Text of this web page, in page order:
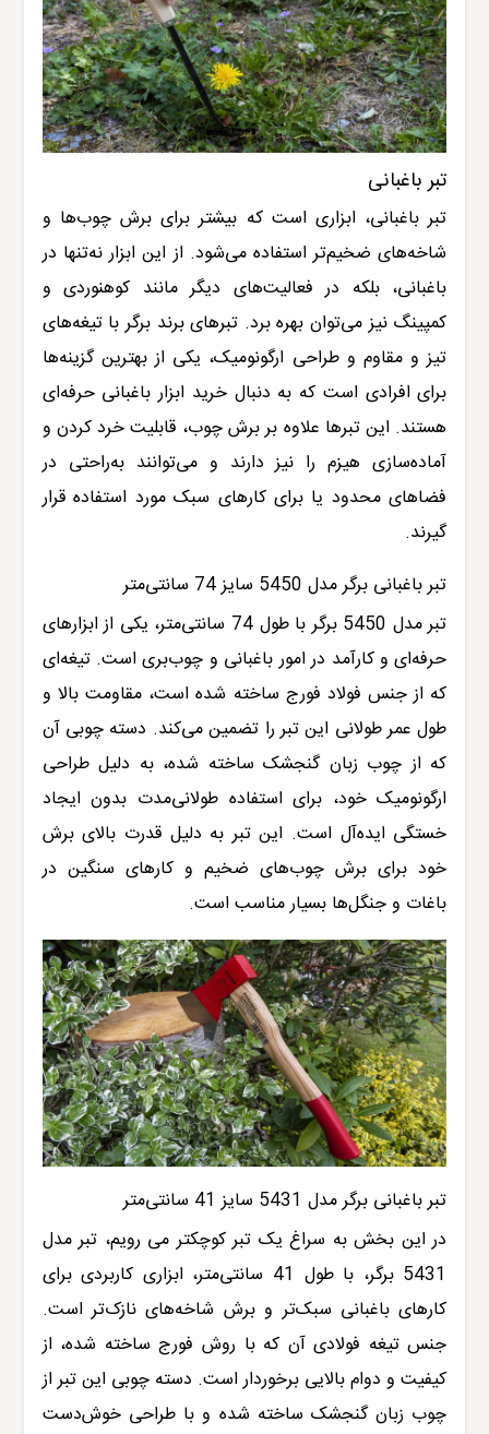
تبر باغبانی
تبر باغبانی، ابزاری است که بیشتر برای برش چوب‌ها و
شاخه‌های ضخیم‌تر استفاده می‌شود. از این ابزار نه‌تنها در
باغبانی، بلکه در فعالیت‌های دیگر مانند کوهنوردی و
کمپینگ نیز می‌توان بهره برد. تبرهای برند برگر با تیغه‌های
تیز و مقاوم و طراحی ارگونومیک، یکی از بهترین گزینه‌ها
برای افرادی است که به دنبال خرید ابزار باغبانی حرفه‌ای
هستند. این تبرها علاوه بر برش چوب، قابلیت خرد کردن و
آماده‌سازی هیزم را نیز دارند و می‌توانند به‌راحتی در
فضاهای محدود یا برای کارهای سبک مورد استفاده قرار
گیرند.
تبر باغبانی برگر مدل 5450 سایز 74 سانتی‌متر
تبر مدل 5450 برگر
با طول 74 سانتی‌متر، یکی از ابزارهای
حرفه‌ای و کارآمد در امور باغبانی و چوب‌بری است. تیغه‌ای
که از جنس فولاد فورج ساخته شده است، مقاومت بالا و
طول عمر طولانی این تبر را تضمین می‌کند. دسته چوبی آن
که از چوب زبان گنجشک ساخته شده، به دلیل طراحی
ارگونومیک خود، برای استفاده طولانی‌مدت بدون ایجاد
خستگی ایده‌آل است. این تبر به دلیل قدرت بالای برش
خود برای برش چوب‌های ضخیم و کارهای سنگین در
باغات و جنگل‌ها بسیار مناسب است.
تبر باغبانی برگر مدل 5431 سایز 41 سانتی‌متر
در این بخش به سراغ یک تبر کوچکتر می رویم، تبر مدل
5431 برگر
، با طول 41 سانتی‌متر، ابزاری کاربردی برای
کارهای باغبانی سبک‌تر و برش شاخه‌های نازک‌تر است.
جنس تیغه فولادی آن که با روش فورج ساخته شده، از
کیفیت و دوام بالایی برخوردار است. دسته چوبی این تبر از
چوب زبان گنجشک ساخته شده و با طراحی خوش‌دست